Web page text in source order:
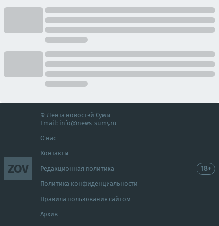
ZOV
© Лента новостей Сумы
Email: info@news-sumy.ru
О нас
Контакты
Редакционная политика
Политика конфиденциальности
Правила пользования сайтом
Архив
18+